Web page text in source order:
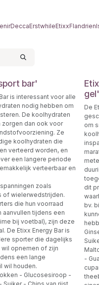
DeccaErstwhileEtixxFlandrien
bar'
is interessant voor alle
nodig hebben om
De koolhydraten
dan ook voor
Ze
koolhydraten die
verteerd worden, en
een langere periode
verteerbaar en
zoals
of wielerwedstrijden.
die hun voorraad
aanvullen tijdens een
bij voetbal), zijn deze
De Etixx Energy Bar is
sporter die dagelijks
opnemen of zijn
een lange
wil houden.
- Glucosesiroop -
gel'
De
om
dit
bv.
-